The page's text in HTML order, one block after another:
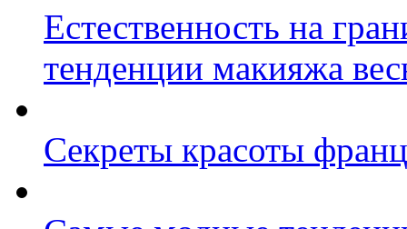
Естественность на
тенденции макияжа
Секреты красоты